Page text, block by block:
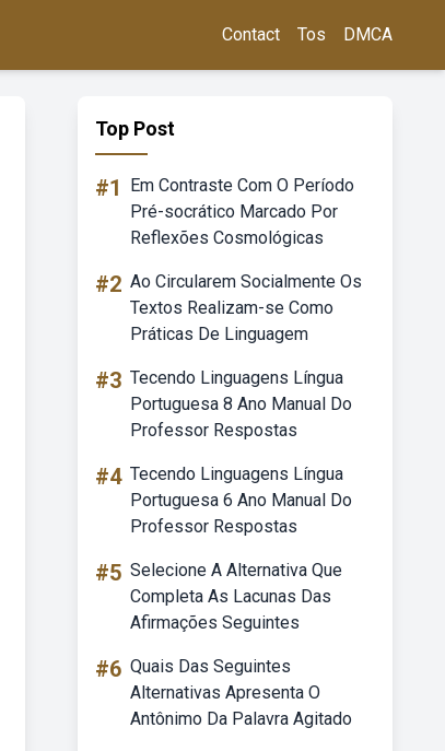
Contact Tos DMCA
Top Post
#1
Em Contraste Com O Período
Pré-socrático Marcado Por
Reflexões Cosmológicas
#2 Ao Circularem Socialmente Os
Textos Realizam-se Como
Práticas De Linguagem
#3 Tecendo Linguagens Língua
Portuguesa 8 Ano Manual Do
Professor Respostas
#4 Tecendo Linguagens Língua
Portuguesa 6 Ano Manual Do
Professor Respostas
#5 Selecione A Alternativa Que
Completa As Lacunas Das
Afirmações Seguintes
#6 Quais Das Seguintes
Alternativas Apresenta O
Antônimo Da Palavra Agitado